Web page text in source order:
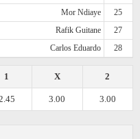
Mor Ndiaye
25
Rafik Guitane
27
Carlos Eduardo 28
2
X
1
3.00
3.00